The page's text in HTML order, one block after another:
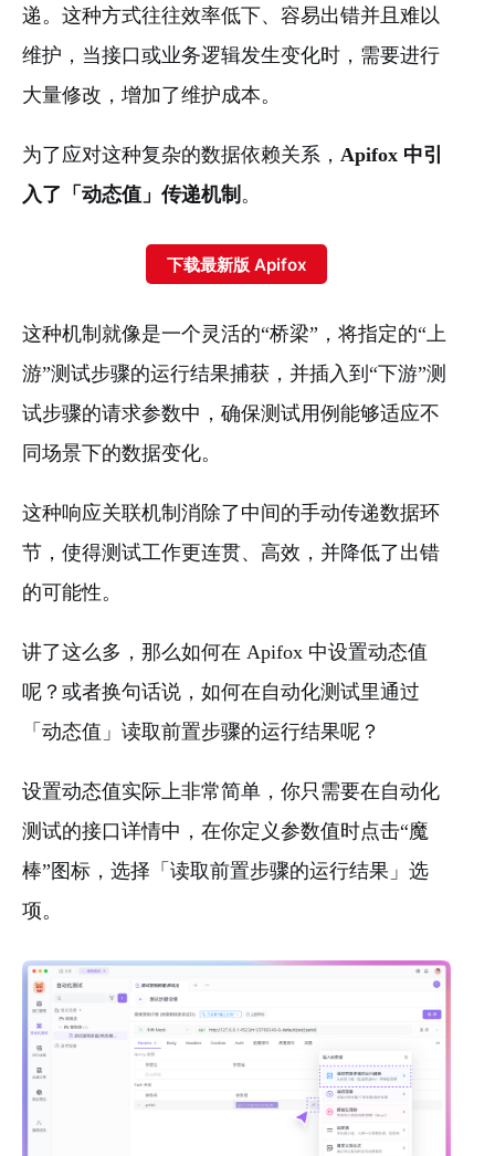
递。这种方式往往效率低下、容易出错并且难以
维护，当接口或业务逻辑发生变化时，需要进行
大量修改，增加了维护成本。
为了应对这种复杂的数据依赖关系， Apifox 中引
入了「动态值」传递机制 。
下载最新版 Apifox
这种机制就像是一个灵活的“桥梁”，将指定的“上
游”测试步骤的运行结果捕获，并插入到“下游”测
试步骤的请求参数中，确保测试用例能够适应不
同场景下的数据变化。
这种响应关联机制消除了中间的手动传递数据环
节，使得测试工作更连贯、高效，并降低了出错
的可能性。
讲了这么多，那么如何在 Apifox 中设置动态值
呢？或者换句话说，如何在自动化测试里通过
「动态值」读取前置步骤的运行结果呢？
设置动态值实际上非常简单，你只需要在自动化
测试的接口详情中，在你定义参数值时点击“魔
棒”图标，选择「读取前置步骤的运行结果」选
项。